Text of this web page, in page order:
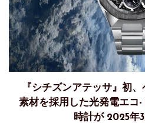
『シチズンアテッサ』初
素材を採用した光発電エコ
時計が 2025年